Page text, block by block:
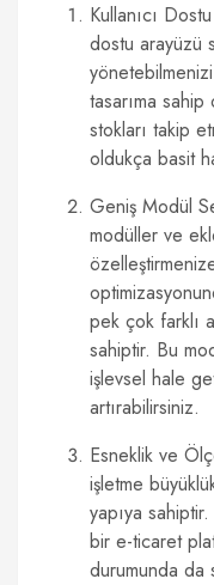
Kullanıcı
dostu arayüzü
tasarıma
stokları takip
oldukça basit
Geniş Modül
modüller ve
pek çok farklı
sahiptir. Bu
işlevsel hale
artırabilirsiniz.
Esneklik ve
işletme
yapıya
bir e-ticaret
durumunda da